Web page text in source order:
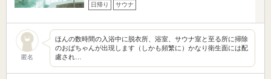
日帰り サウナ
匿名
ほんの数時間の入浴中に脱衣所、浴室、サウナ室と至る所に掃除
のおばちゃんが出現します（しかも頻繁に）かなり衛生面には配
慮され…